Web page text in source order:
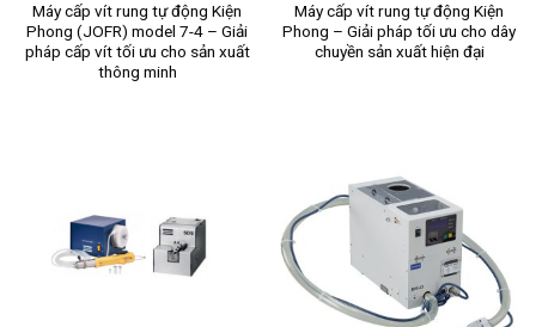
Máy cấp vít rung tự động Kiện
Phong (JOFR) model 7-4 – Giải
pháp cấp vít tối ưu cho sản xuất
thông minh
Máy cấp vít rung tự động Kiện
Phong – Giải pháp tối ưu cho dây
chuyền sản xuất hiện đại